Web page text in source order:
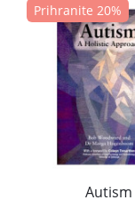
Prihranite 20%
Autism